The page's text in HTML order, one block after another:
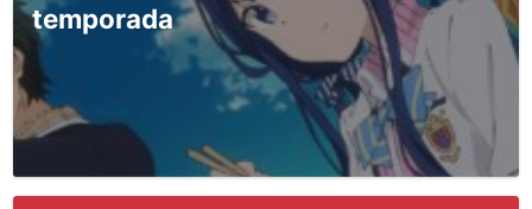
temporada